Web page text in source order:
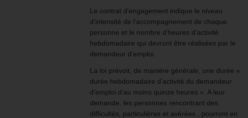
Le contrat d’engagement indique le niveau
d’intensité de l’accompagnement de chaque
personne et le nombre d’heures d’activité
hebdomadaire qui devront être réalisées par le
demandeur d’emploi.
La loi prévoit, de manière générale, une durée «
durée hebdomadaire d’activité du demandeur
d’emploi d’au moins quinze heures ». A leur
demande, les personnes rencontrant des
difficultés, particulières et avérées , pourront en